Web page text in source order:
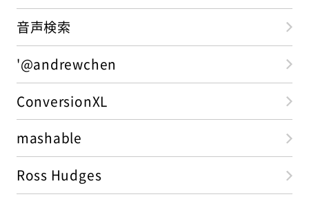
音声検索
'@andrewchen
ConversionXL
mashable
Ross Hudges